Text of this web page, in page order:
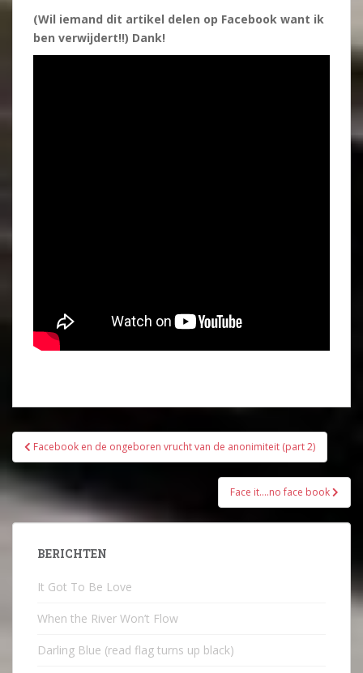
(Wil iemand dit artikel delen op Facebook want ik
ben verwijdert!!) Dank!
Bericht
navigatie
Facebook en de ongeboren vrucht van de anonimiteit (part 2)
Face it….no face book
BERICHTEN
It Got To Be Love
When the River Won’t Flow
Darling Blue (read flag turns up black)